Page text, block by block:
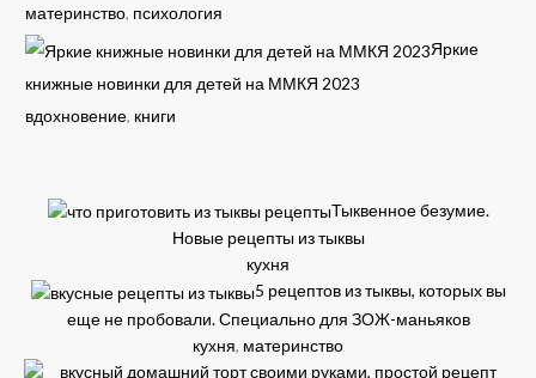
материнство, психология
Яркие
книжные новинки для детей на ММКЯ 2023
вдохновение, книги
Тыквенное безумие.
Новые рецепты из тыквы
кухня
5 рецептов из тыквы, которых вы
еще не пробовали. Специально для ЗОЖ-маньяков
кухня, материнство